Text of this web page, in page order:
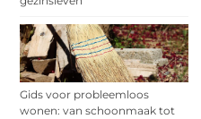
Gids voor probleemloos
wonen: van schoonmaak tot